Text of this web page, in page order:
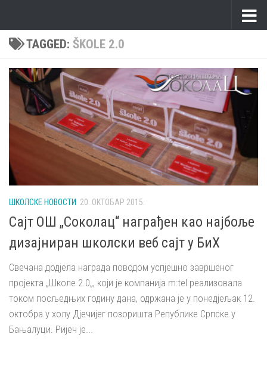
TAGGED: ŠKOLE 2.0
ШКОЛСКЕ НОВОСТИ 20. ОКТОБАР 2015.
Сајт ОШ „Соколац“ награђен као најбоље
дизајниран школски веб сајт у БиХ
Свечана додјела награда поводом успјешно завршеног
пројекта „Школе 2.0„, који је компанија m:tel реализовала
током посљедњих годину дана, одржана је у понедјељак 12.
октобра у холу Дјечијег позоришта Републике Српске у
Бањалуци. Ријеч је...